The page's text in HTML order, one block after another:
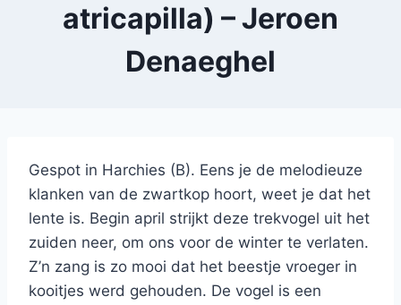
atricapilla) – Jeroen
Denaeghel
Gespot in Harchies (B). Eens je de melodieuze
klanken van de zwartkop hoort, weet je dat het
lente is. Begin april strijkt deze trekvogel uit het
zuiden neer, om ons voor de winter te verlaten.
Z’n zang is zo mooi dat het beestje vroeger in
kooitjes werd gehouden. De vogel is een